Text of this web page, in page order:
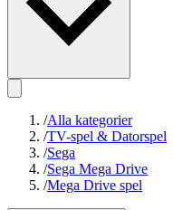
/Alla kategorier
/TV-spel & Datorspel
/Sega
/Sega Mega Drive
/Mega Drive spel